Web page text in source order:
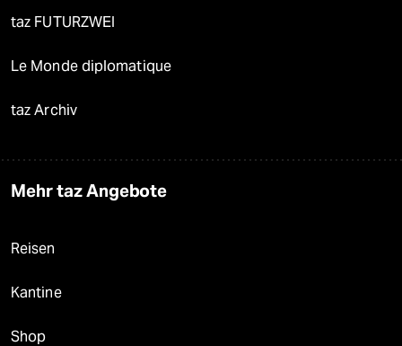
taz FUTURZWEI
Le Monde diplomatique
taz Archiv
Mehr taz Angebote
Reisen
Kantine
Shop